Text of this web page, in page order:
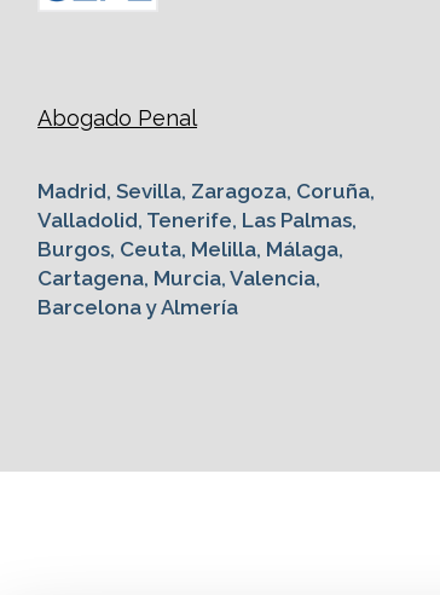
Abogado Penal
Madrid, Sevilla, Zaragoza, Coruña,
Valladolid, Tenerife, Las Palmas,
Burgos, Ceuta, Melilla, Málaga,
Cartagena, Murcia, Valencia,
Barcelona y Almería